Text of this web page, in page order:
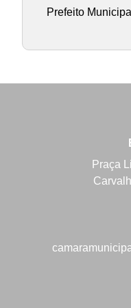
Prefeito Municipal
Praça